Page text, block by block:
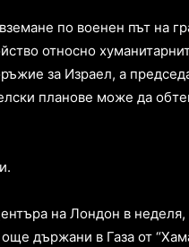
по военен път на
относно
за Израел, а
планове може да
на Лондон в неделя,
държани в Газа от